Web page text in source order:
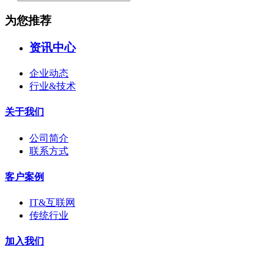
为您推荐
资讯中心
企业动态
行业&技术
关于我们
公司简介
联系方式
客户案例
IT&互联网
传统行业
加入我们